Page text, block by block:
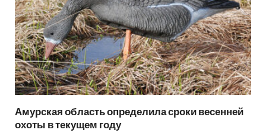
Амурская область определила сроки весенней
охоты в текущем году